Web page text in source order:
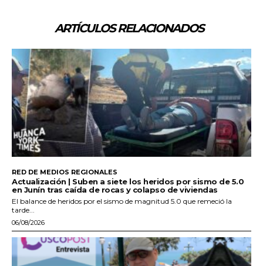
ARTÍCULOS RELACIONADOS
RED DE MEDIOS REGIONALES
Actualización | Suben a siete los heridos por sismo de 5.0
en Junín tras caída de rocas y colapso de viviendas
El balance de heridos por el sismo de magnitud 5.0 que remeció la
tarde...
06/08/2026